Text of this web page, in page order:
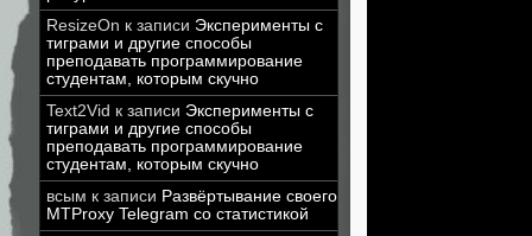
ResizeOn к записи Эксперименты с
тиграми и другие способы
преподавать программирование
студентам, которым скучно
Text2Vid к записи Эксперименты с
тиграми и другие способы
преподавать программирование
студентам, которым скучно
всым к записи Развёртывание своего
MTProxy Telegram со статистикой